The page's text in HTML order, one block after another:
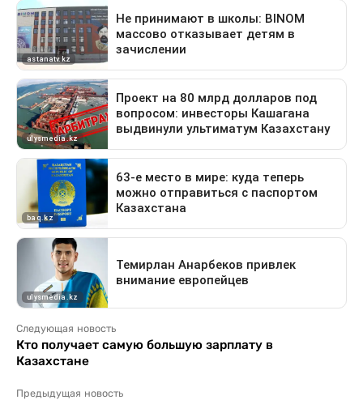
Следующая новость
Кто получает самую большую зарплату в
Казахстане
Предыдущая новость